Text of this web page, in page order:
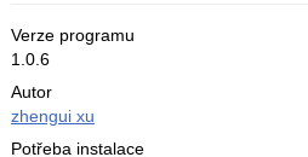
Verze programu
1.0.6
Autor
zhengui xu
Potřeba instalace